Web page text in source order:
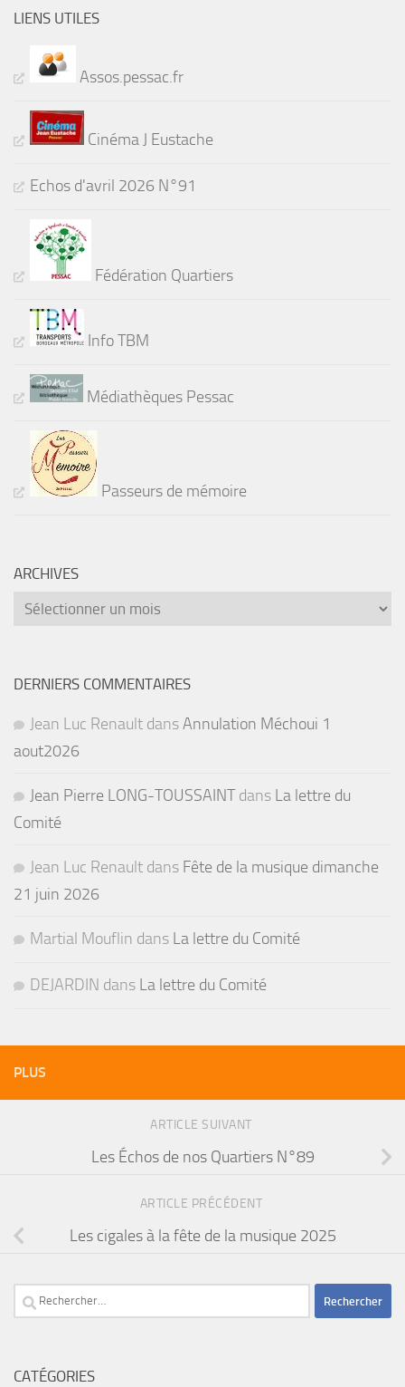
LIENS UTILES
Assos.pessac.fr
Cinéma J Eustache
Echos d'avril 2026 N°91
Fédération Quartiers
Info TBM
Médiathèques Pessac
Passeurs de mémoire
ARCHIVES
Archives
DERNIERS COMMENTAIRES
Jean Luc Renault dansAnnulation Méchoui 1
aout2026
Jean Pierre LONG-TOUSSAINTdans La lettre du
Comité
Jean Luc Renault dans Fête de la musique dimanche
21 juin 2026
Martial Mouflin dans La lettre du Comité
DEJARDIN dans La lettre du Comité
PLUS
ARTICLE SUIVANT
Les Échos de nos Quartiers N°89
ARTICLE PRÉCÉDENT
Les cigales à la fête de la musique 2025
Rechercher :
CATÉGORIES